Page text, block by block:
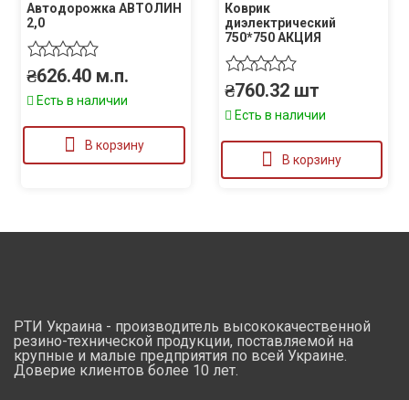
Автодорожка АВТОЛИН
2,0
₴626.40 м.п.
Есть в наличии
В корзину
Коврик
диэлектрический
750*750 АКЦИЯ
₴760.32 шт
Есть в наличии
В корзину
РТИ Украина - производитель высококачественной
резино-технической продукции, поставляемой на
крупные и малые предприятия по всей Украине.
Доверие клиентов более 10 лет.